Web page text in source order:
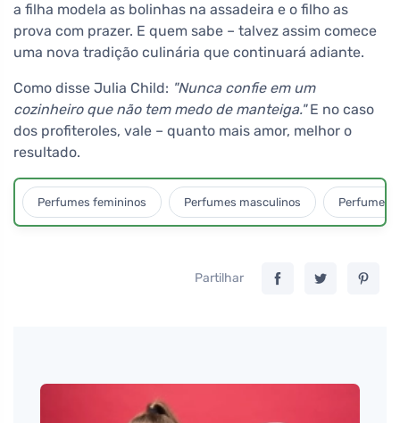
a filha modela as bolinhas na assadeira e o filho as
prova com prazer. E quem sabe – talvez assim comece
uma nova tradição culinária que continuará adiante.
Como disse Julia Child: "Nunca confie em um
cozinheiro que não tem medo de manteiga."E no caso
dos profiteroles, vale – quanto mais amor, melhor o
resultado.
Perfumes femininos Perfumes masculinos Perfumes
Partilhar